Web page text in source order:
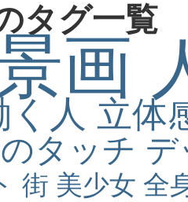
タグ一覧
画
く人 立体
タッチ
街 美少女 全